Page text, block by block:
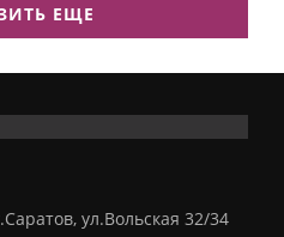
ЕЩЕ
ул.Вольская 32/34